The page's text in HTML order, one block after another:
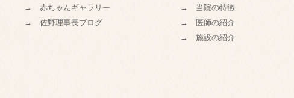
→ 赤ちゃんギャラリー
→ 佐野理事長ブログ
→ 当院の特徴
→ 医師の紹介
→ 施設の紹介